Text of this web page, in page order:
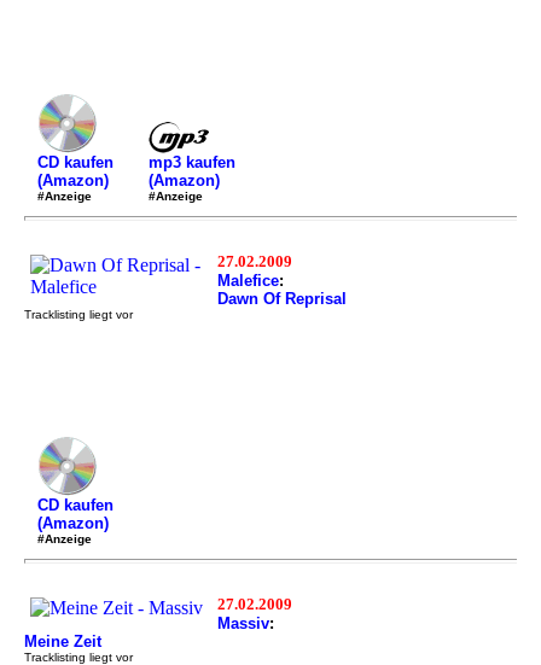
CD kaufen
(Amazon)
#Anzeige
mp3 kaufen
(Amazon)
#Anzeige
27.02.2009
Malefice:
Dawn Of Reprisal
Tracklisting liegt vor
CD kaufen
(Amazon)
#Anzeige
27.02.2009
Massiv:
Meine Zeit
Tracklisting liegt vor